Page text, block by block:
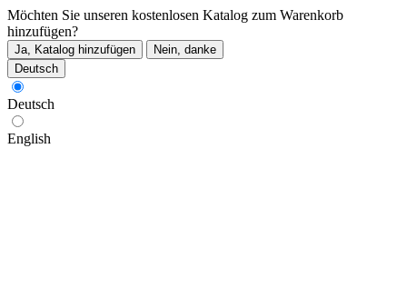
Möchten Sie unseren kostenlosen Katalog zum Warenkorb
hinzufügen?
Ja, Katalog hinzufügen
Nein, danke
Deutsch
Deutsch
English